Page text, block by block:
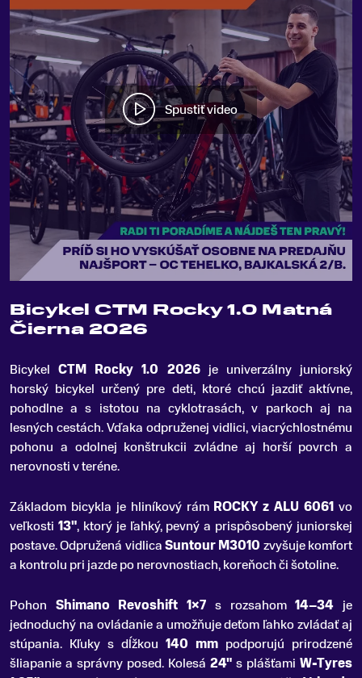
Spustiť video
Bicykel CTM Rocky 1.0 Matná
Čierna 2026
BicykelCTM Rocky 1.0 2026je univerzálny juniorský
horský bicykel určený pre deti, ktoré chcú jazdiť aktívne,
pohodlne a s istotou na cyklotrasách, v parkoch aj na
lesných cestách. Vďaka odpruženej vidlici, viacrýchlostnému
pohonu a odolnej konštrukcii zvládne aj horší povrch a
nerovnosti v teréne.
Základom bicykla je hliníkový rám ROCKY z ALU 6061 vo
veľkosti 13", ktorý je ľahký, pevný a prispôsobený juniorskej
postave. Odpružená vidlicaSuntour M3010 zvyšuje komfort
a kontrolu pri jazde po nerovnostiach, koreňoch či šotoline.
Pohon Shimano Revoshift 1×7 s rozsahom14–34 je
jednoduchý na ovládanie a umožňuje deťom ľahko zvládať aj
stúpania. Kľuky s dĺžkou 140 mm podporujú prirodzené
šliapanie a správny posed. Kolesá 24" s plášťami W-Tyres